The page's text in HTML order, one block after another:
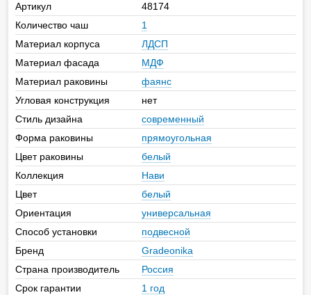
Артикул
48174
Количество чаш
1
Материал корпуса
ЛДСП
Материал фасада
МДФ
Материал раковины
фаянс
Угловая конструкция
нет
Стиль дизайна
современный
Форма раковины
прямоугольная
Цвет раковины
белый
Коллекция
Нави
Цвет
белый
Ориентация
универсальная
Способ установки
подвесной
Бренд
Gradeonika
Страна производитель
Россия
Срок гарантии
1 год